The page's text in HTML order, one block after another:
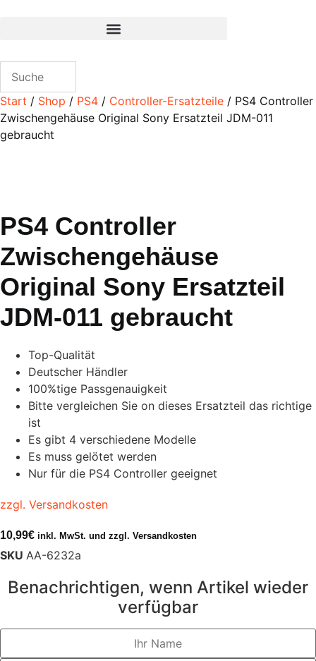
Start / Shop / PS4 / Controller-Ersatzteile / PS4 Controller
Zwischengehäuse Original Sony Ersatzteil JDM-011
gebraucht
PS4 Controller
Zwischengehäuse
Original Sony Ersatzteil
JDM-011 gebraucht
Top-Qualität
Deutscher Händler
100%tige Passgenauigkeit
Bitte vergleichen Sie on dieses Ersatzteil das richtige
ist
Es gibt 4 verschiedene Modelle
Es muss gelötet werden
Nur für die PS4 Controller geeignet
zzgl. Versandkosten
10,99€ inkl. MwSt. und zzgl. Versandkosten
SKU AA-6232a
Benachrichtigen, wenn Artikel wieder
verfügbar